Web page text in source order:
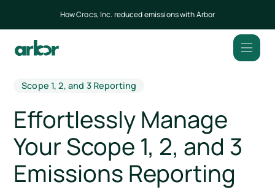
How Crocs, Inc. reduced emissions with Arbor
Scope 1, 2, and 3 Reporting
Effortlessly Manage
Your Scope 1, 2, and 3
Emissions Reporting